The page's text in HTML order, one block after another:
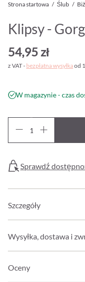
Strona startowa / Ślub /
Klipsy -
54,95 zł
z VAT - bezpłatna wysyłkaod
W magazynie - czas
Sprawdź
Szczegóły
Wysyłka, dostawa i
Oceny